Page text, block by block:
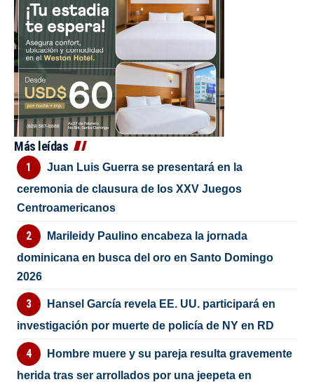
Más leídas
Juan Luis Guerra se presentará en la
ceremonia de clausura de los XXV Juegos
Centroamericanos
Marileidy Paulino encabeza la jornada
dominicana en busca del oro en Santo Domingo
2026
Hansel García revela EE. UU. participará en
investigación por muerte de policía de NY en RD
Hombre muere y su pareja resulta gravemente
herida tras ser arrollados por una jeepeta en